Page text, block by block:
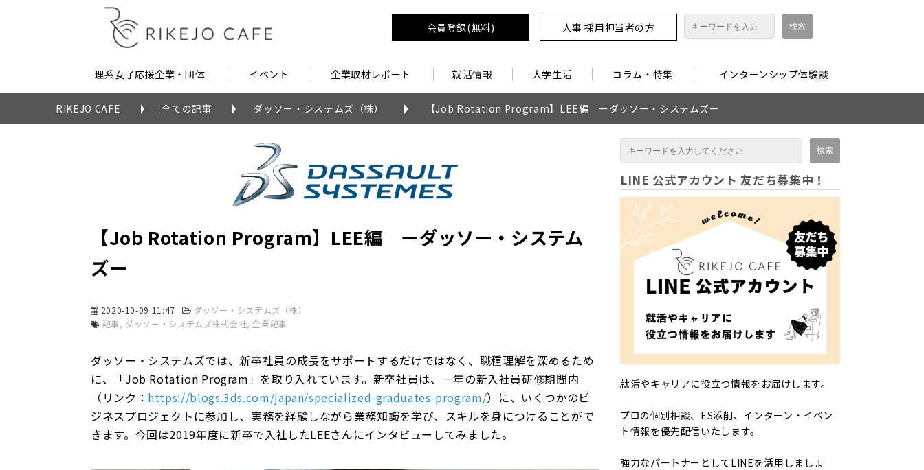
会員登録(無料) 人事 採用担当者の方
理系女子応援企業・団体 イベント 企業取材レポート 就活情報 大学生活 コラム・特集 インターンシップ体験談
RIKEJO CAFE 全ての記事 ダッソー・システムズ（株） 【Job Rotation Program】LEE編 ーダッソー・システムズー
【Job Rotation Program】LEE編 ーダッソー・システム
ズー
2020-10-09 11:47
ダッソー・システムズ（株）
記事
ダッソー・システムズ株式会社 企業記事
ダッソー・システムズでは、新卒社員の成長をサポートするだけではなく、職種理解を深めるため
に、「Job Rotation Program」を取り入れています。新卒社員は、一年の新入社員研修期間内
（リンク： https://blogs.3ds.com/japan/specialized-graduates-program/）に、いくつかのビ
ジネスプロジェクトに参加し、実務を経験しながら業務知識を学び、スキルを身につけることがで
きます。今回は2019年度に新卒で入社したLEEさんにインタビューしてみました。
LINE 公式アカウント 友だち募集中！
就活やキャリアに役立つ情報をお届けします。
プロの個別相談、ES添削、インターン・イベン
ト情報を優先配信いたします。
強力なパートナーとしてLINEを活用しましょ